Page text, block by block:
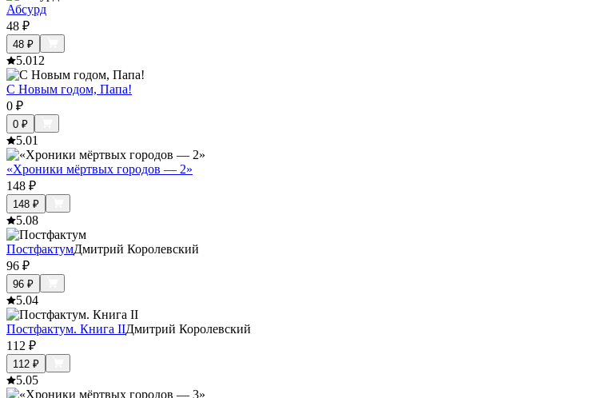
Абсурд
48 ₽
48 ₽
5.012
С Новым годом, Папа!
0 ₽
0 ₽
5.01
«Хроники мёртвых городов — 2»
148 ₽
148 ₽
5.08
ПостфактумДмитрий Королевский
96 ₽
96 ₽
5.04
Постфактум. Книга IIДмитрий Королевский
112 ₽
112 ₽
5.05